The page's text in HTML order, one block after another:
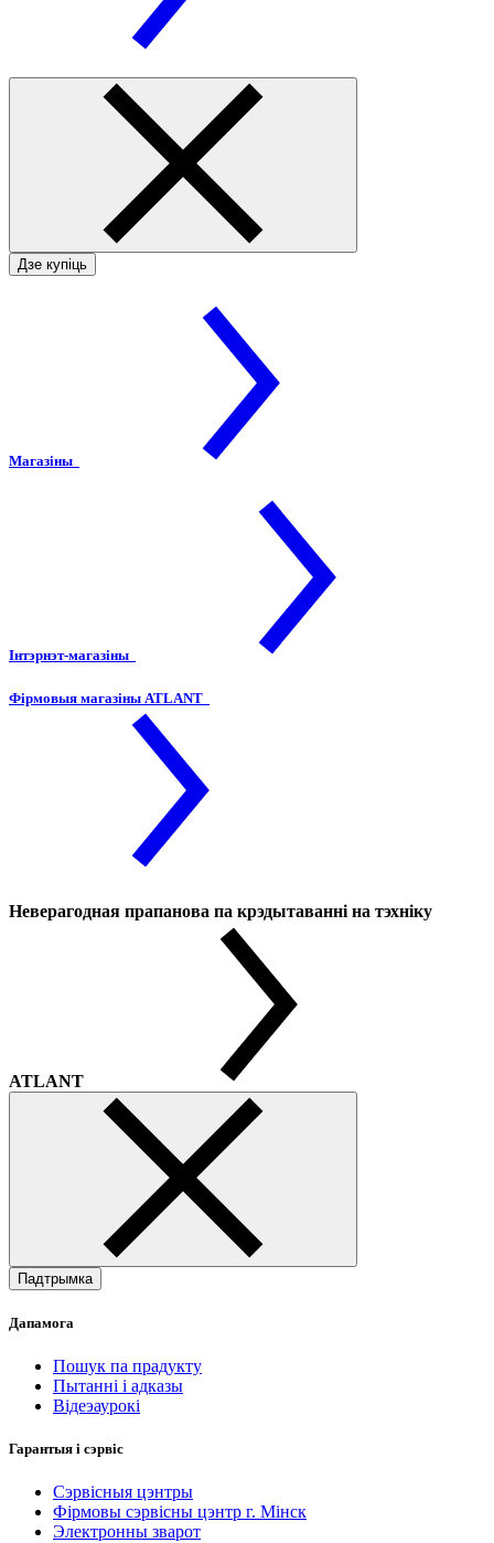
Дзе купіць
Магазіны
Інтэрнэт-магазіны
Фірмовыя магазіны ATLANT
Неверагодная прапанова па крэдытаванні на тэхніку
ATLANT
Падтрымка
Дапамога
Пошук па прадукту
Пытанні і адказы
Відеэаурокі
Гарантыя і сэрвіс
Сэрвісныя цэнтры
Фірмовы сэрвісны цэнтр г. Мінск
Электронны зварот